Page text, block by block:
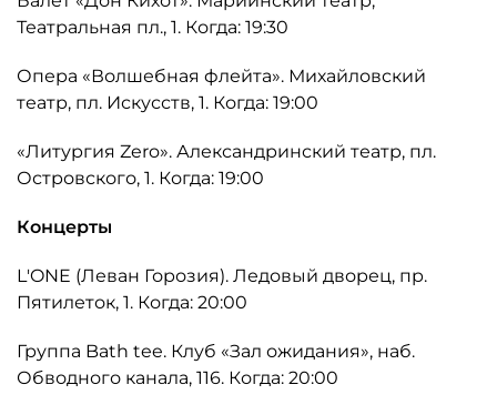
Театральная пл., 1. Когда: 19:30
Опера «Волшебная флейта». Михайловский
театр, пл. Искусств, 1. Когда: 19:00
«Литургия Zero». Александринский театр, пл.
Островского, 1. Когда: 19:00
Концерты
L'ONE (Леван Горозия). Ледовый дворец, пр.
Пятилеток, 1. Когда: 20:00
Группа Bath tee. Клуб «Зал ожидания», наб.
Обводного канала, 116. Когда: 20:00